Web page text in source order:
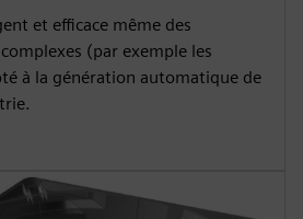
et efficace même des
(par exemple les
à la génération automatique de